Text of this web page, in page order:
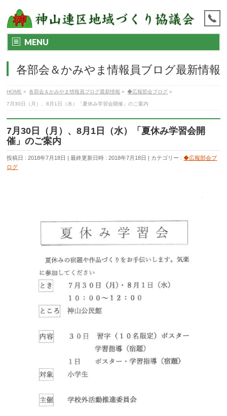
MENU
各部会＆かみやま情報員ブログ最新情報
HOME » 各部会＆かみやま情報員ブログ最新情報 » ◆広報部会ブログ »
7月30日（月）、8月1日（水）「夏休み学習会開催」のご案内
7月30日（月）、8月1日（水）「夏休み学習会開
催」のご案内
投稿日 : 2018年7月18日 最終更新日時 : 2018年7月18日 カテゴリー :◆広報部会ブ
ログ